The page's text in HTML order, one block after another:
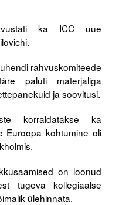
ka ICC uue
rahvuskomiteede
paluti materjaliga
ja soovitusi.
korraldatakse ka
Euroopa kohtumine oli
on loonud
tugeva kollegiaalse
ülehinnata.